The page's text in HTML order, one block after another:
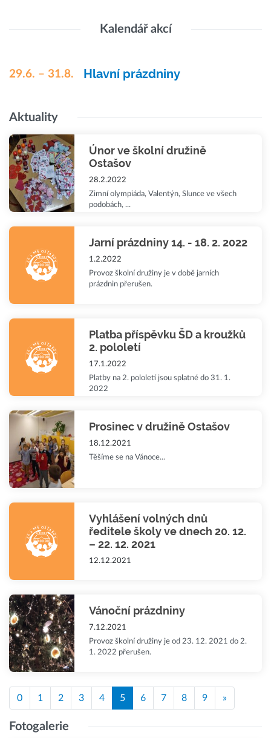
Kalendář akcí
29.6. – 31.8. Hlavní prázdniny
Aktuality
Únor ve školní družině
Ostašov
28.2.2022
Zimní olympiáda, Valentýn, Slunce ve všech
podobách, ...
Jarní prázdniny 14. - 18. 2. 2022
1.2.2022
Provoz školní družiny je v době jarních
prázdnin přerušen.
Platba příspěvku ŠD a kroužků
2. pololetí
17.1.2022
Platby na 2. pololetí jsou splatné do 31. 1.
2022
Prosinec v družině Ostašov
18.12.2021
Těšíme se na Vánoce...
Vyhlášení volných dnů
ředitele školy ve dnech 20. 12.
– 22. 12. 2021
12.12.2021
Vánoční prázdniny
7.12.2021
Provoz školní družiny je od 23. 12. 2021 do 2.
1. 2022 přerušen.
0 1 2 3 4 5 6 7 8 9 »
Fotogalerie